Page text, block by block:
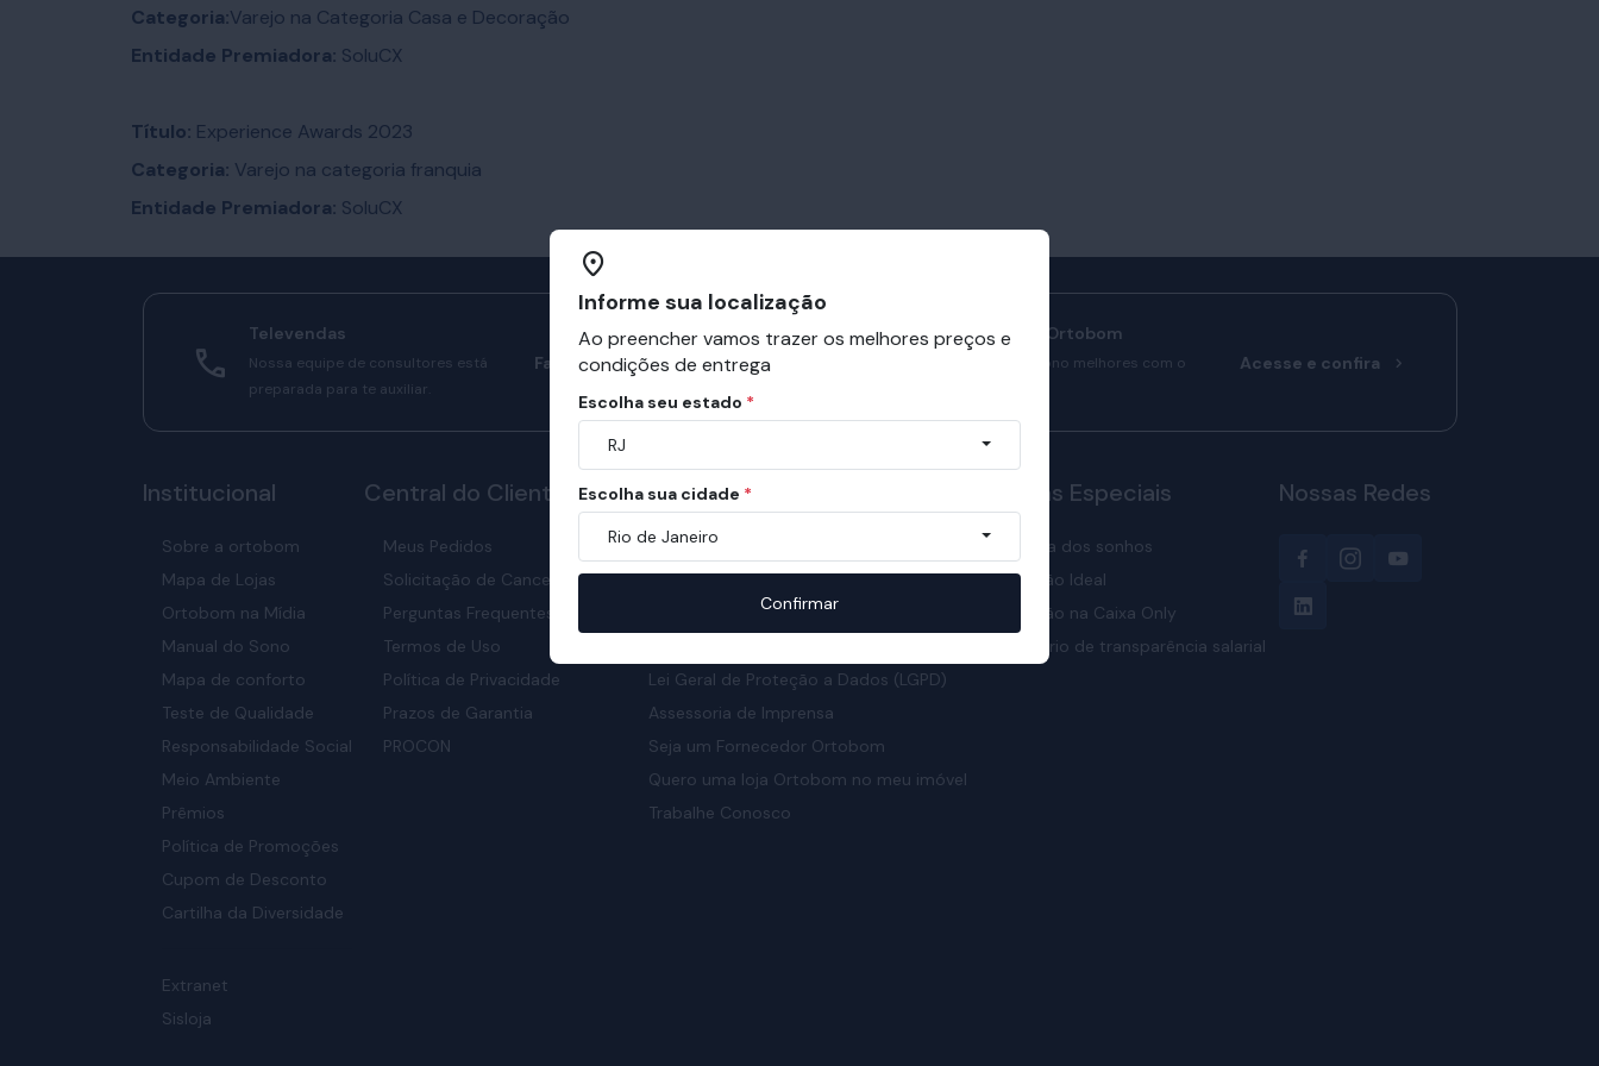
Categoria:Varejo na Categoria Casa e Decoração
Entidade Premiadora: SoluCX
Título: Experience Awards 2023
Categoria: Varejo na categoria franquia
Entidade Premiadora: SoluCX
Televendas
Nossa equipe de consultores está
preparada para te auxiliar.
Fale com consultores
Manual do Sono Ortobom
Confira como ter sono melhores com o
Acesse e confira
Institucional
Sobre a ortobom
Mapa de Lojas
Ortobom na Mídia
Manual do Sono
Mapa de conforto
Teste de Qualidade
Responsabilidade Social
Meio Ambiente
Prêmios
Política de Promoções
Cupom de Desconto
Cartilha da Diversidade
Extranet
Sisloja
Central do Cliente
Meus Pedidos
Solicitação de Cancelamento
Perguntas Frequentes
Termos de Uso
Política de Privacidade
Prazos de Garantia
PROCON
Fale Conosco
SAC
Televendas
Código de Ética
Lei Geral de Proteção a Dados (LGPD)
Assessoria de Imprensa
Seja um Fornecedor Ortobom
Quero uma loja Ortobom no meu imóvel
Trabalhe Conosco
Páginas Especiais
Fábrica dos sonhos
Colchão Ideal
Colchão na Caixa Only
Relatório de transparência salarial
Nossas Redes
Informe sua localização
Ao preencher vamos trazer os melhores preços e
condições de entrega
Escolha seu estado *
RJ
Escolha sua cidade *
Rio de Janeiro
Confirmar